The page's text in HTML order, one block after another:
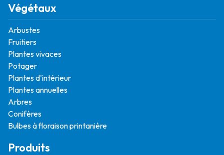
Végétaux
Arbustes
Fruitiers
Plantes vivaces
Potager
Plantes d'intérieur
Plantes annuelles
Arbres
Conifères
Bulbes à floraison printanière
Produits